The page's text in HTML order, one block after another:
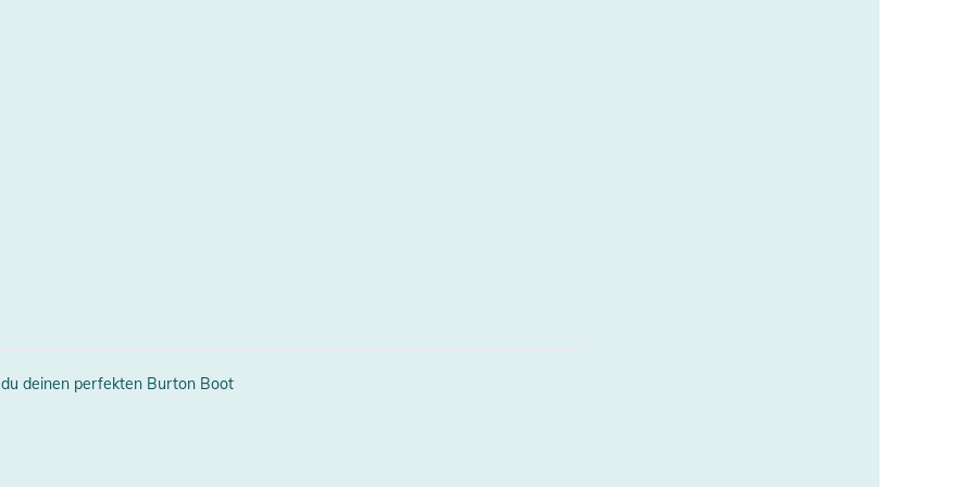
deinen perfekten Burton Boot